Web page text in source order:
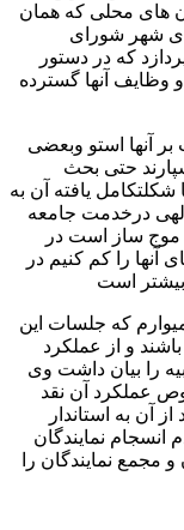
های محلی که همان
شهر شورای
که در دستور
وظایف آنها گسترده
آنها استو وبعضی
حتی بحث
یافته آن به
درخدمت جامعه
موج ساز است در
آنها را کم کنیم در
است
که جلسات این
و از عملکرد
را بیان داشت وی
عملکرد آن نقد
آن به استاندار
انسجام نمایندگان
مجمع نمایندگان را